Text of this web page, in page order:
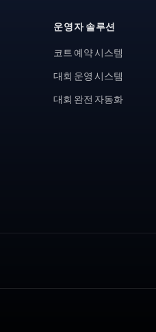
운영자 솔루션
코트 예약 시스템
대회 운영 시스템
대회 완전 자동화